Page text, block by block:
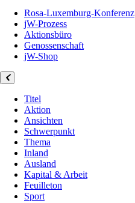
Rosa-Luxemburg-Konferenz
jW-Prozess
Aktionsbüro
Genossenschaft
jW-Shop
Titel
Aktion
Ansichten
Schwerpunkt
Thema
Inland
Ausland
Kapital & Arbeit
Feuilleton
Sport